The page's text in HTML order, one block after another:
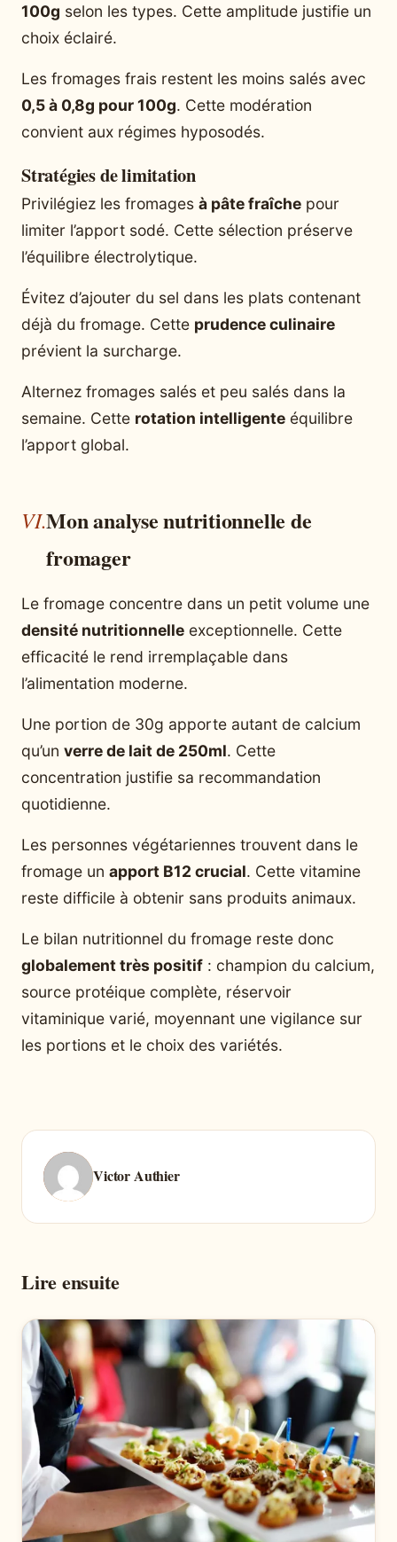
100g selon les types. Cette amplitude justifie un
choix éclairé.
Les fromages frais restent les moins salés avec
0,5 à 0,8g pour 100g. Cette modération
convient aux régimes hyposodés.
Stratégies de limitation
Privilégiez les fromages à pâte fraîche pour
limiter l’apport sodé. Cette sélection préserve
l’équilibre électrolytique.
Évitez d’ajouter du sel dans les plats contenant
déjà du fromage. Cette prudence culinaire
prévient la surcharge.
Alternez fromages salés et peu salés dans la
semaine. Cette rotation intelligente équilibre
l’apport global.
Mon analyse nutritionnelle de
fromager
Le fromage concentre dans un petit volume une
densité nutritionnelle exceptionnelle. Cette
efficacité le rend irremplaçable dans
l’alimentation moderne.
Une portion de 30g apporte autant de calcium
qu’un verre de lait de 250ml. Cette
concentration justifie sa recommandation
quotidienne.
Les personnes végétariennes trouvent dans le
fromage un apport B12 crucial. Cette vitamine
reste difficile à obtenir sans produits animaux.
Le bilan nutritionnel du fromage reste donc
globalement très positif : champion du calcium,
source protéique complète, réservoir
vitaminique varié, moyennant une vigilance sur
les portions et le choix des variétés.
Victor Authier
Lire ensuite